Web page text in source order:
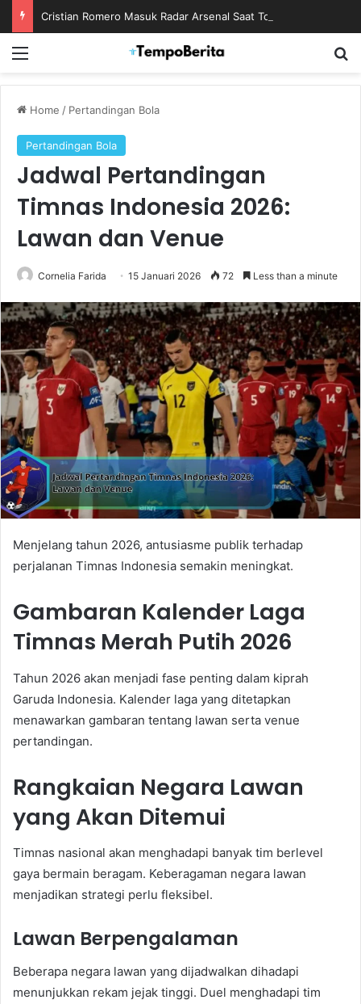
Home / Pertandingan Bola
Pertandingan Bola
Jadwal Pertandingan
Timnas Indonesia 2026:
Lawan dan Venue
Cornelia Farida 15 Januari 2026 72 Less than a minute
Menjelang tahun 2026, antusiasme publik terhadap
perjalanan Timnas Indonesia semakin meningkat.
Gambaran Kalender Laga
Timnas Merah Putih 2026
Tahun 2026 akan menjadi fase penting dalam kiprah
Garuda Indonesia. Kalender laga yang ditetapkan
menawarkan gambaran tentang lawan serta venue
pertandingan.
Rangkaian Negara Lawan
yang Akan Ditemui
Timnas nasional akan menghadapi banyak tim berlevel
gaya bermain beragam. Keberagaman negara lawan
menjadikan strategi perlu fleksibel.
Lawan Berpengalaman
Beberapa negara lawan yang dijadwalkan dihadapi
menunjukkan rekam jejak tinggi. Duel menghadapi tim